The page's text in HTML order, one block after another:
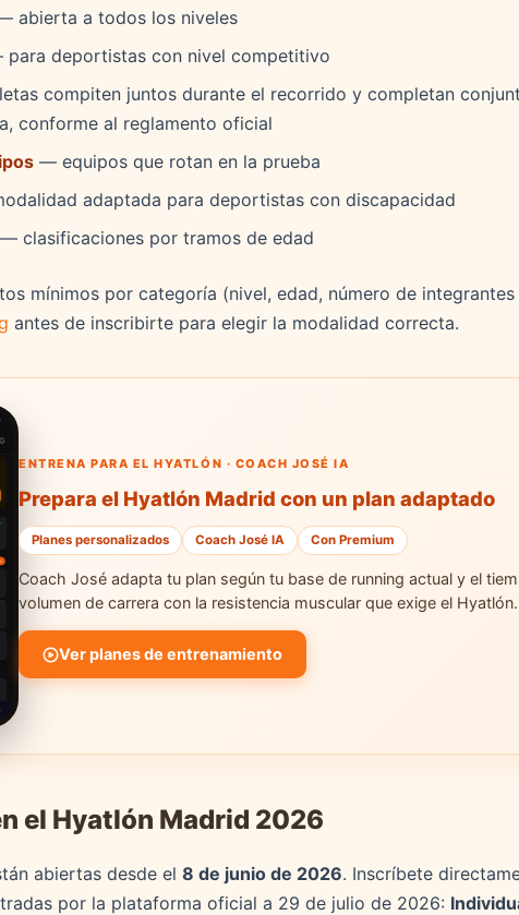
abierta a todos los niveles
deportistas con nivel competitivo
compiten juntos durante el recorrido y completan
conforme al reglamento oficial
— equipos que rotan en la prueba
adaptada para deportistas con discapacidad
— clasificaciones por tramos de edad
mínimos por categoría (nivel, edad, número de
antes de inscribirte para elegir la modalidad correcta.
ENTRENA PARA EL HYATLÓN · COACH JOSÉ IA
Prepara el Hyatlón Madrid con un plan adaptado
Planes personalizados Coach José IA Con Premium
Coach José adapta tu plan según tu base de running actual y el
volumen de carrera con la resistencia muscular que exige el Hyatlón.
Ver planes de entrenamiento
el Hyatlón Madrid 2026
abiertas desde el 8 de junio de 2026. Inscríbete
por la plataforma oficial a 29 de julio de 2026: